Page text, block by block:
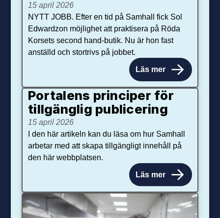
15 april 2026
NYTT JOBB. Efter en tid på Samhall fick Sol
Edwardzon möjlighet att praktisera på Röda
Korsets second hand-butik. Nu är hon fast
anställd och stortrivs på jobbet.
Läs mer
Portalens principer för
tillgänglig publicering
15 april 2026
I den här artikeln kan du läsa om hur Samhall
arbetar med att skapa tillgängligt innehåll på
den här webbplatsen.
Läs mer